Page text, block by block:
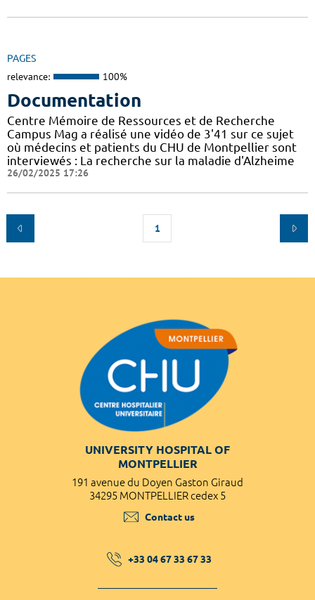
PAGES
relevance: 100%
Documentation
Centre Mémoire de Ressources et de Recherche
Campus Mag a réalisé une vidéo de 3'41 sur ce sujet
où médecins et patients du CHU de Montpellier sont
interviewés : La recherche sur la maladie d'Alzheime
26/02/2025 17:26
1
UNIVERSITY HOSPITAL OF
MONTPELLIER
191 avenue du Doyen Gaston Giraud
34295 MONTPELLIER cedex 5
Contact us
+33 04 67 33 67 33